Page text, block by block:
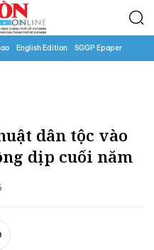
English Edition SGGP Epaper
dân tộc vào
dịp cuối năm